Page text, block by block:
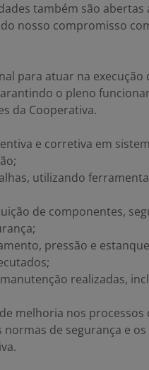
também são abertas
nosso compromisso
para atuar na execução
o pleno
da Cooperativa.
e corretiva em
utilizando
de componentes,
pressão e
realizadas,
melhoria nos processos
de segurança e